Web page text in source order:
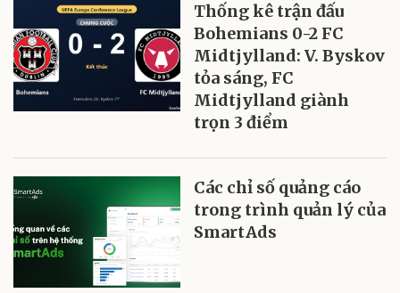
Thống kê trận đấu
Bohemians 0-2 FC
Midtjylland: V. Byskov
tỏa sáng, FC
Midtjylland giành
trọn 3 điểm
Các chỉ số quảng cáo
trong trình quản lý của
SmartAds